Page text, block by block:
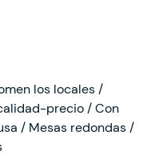
los locales /
precio / Con
/ Mesas redondas /